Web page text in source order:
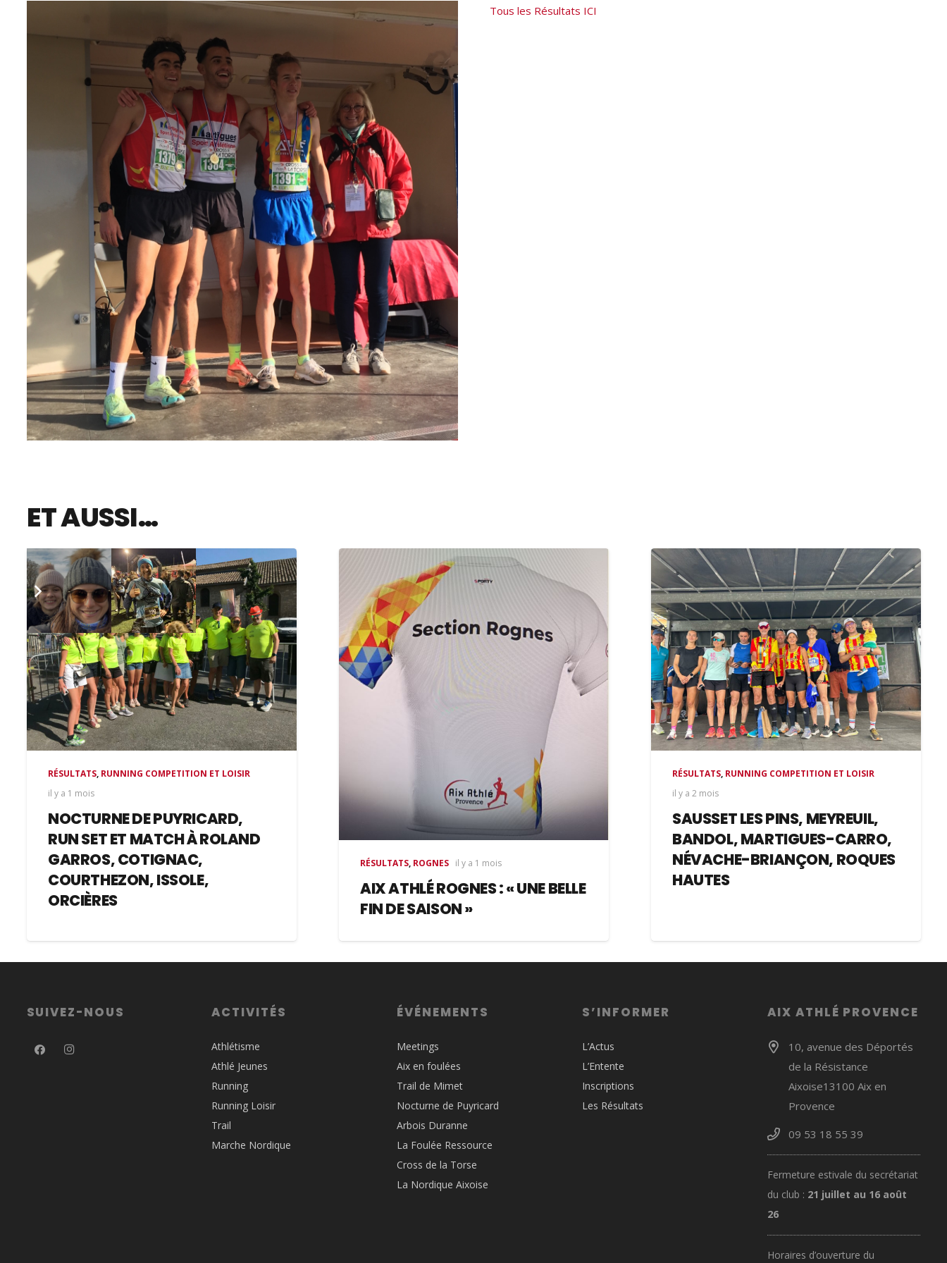
Tous les Résultats ICI
ET AUSSI…
RÉSULTATS, RUNNING COMPETITION ET LOISIR
il y a 1 mois
NOCTURNE DE PUYRICARD,
RUN SET ET MATCH À ROLAND
GARROS, COTIGNAC,
COURTHEZON, ISSOLE,
ORCIÈRES
RÉSULTATS, ROGNES il y a 1 mois
AIX ATHLÉ ROGNES : « UNE BELLE
FIN DE SAISON »
RÉSULTATS, RUNNING COMPETITION ET LOISIR
il y a 2 mois
SAUSSET LES PINS, MEYREUIL,
BANDOL, MARTIGUES-CARRO,
NÉVACHE-BRIANÇON, ROQUES
HAUTES
SUIVEZ-NOUS ACTIVITÉS
Athlétisme
Athlé Jeunes
Running
Running Loisir
Trail
Marche Nordique
ÉVÉNEMENTS
Meetings
Aix en foulées
Trail de Mimet
Nocturne de Puyricard
Arbois Duranne
La Foulée Ressource
Cross de la Torse
La Nordique Aixoise
S’INFORMER
L’Actus
L’Entente
Inscriptions
Les Résultats
AIX ATHLÉ PROVENCE
10, avenue des Déportés
de la Résistance
Aixoise13100 Aix en
Provence
09 53 18 55 39
Fermeture estivale du secrétariat
du club : 21 juillet au 16 août
26
Horaires d’ouverture du